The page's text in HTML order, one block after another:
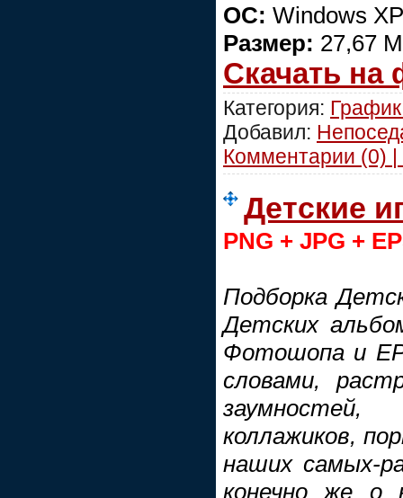
ОС: Windows
Размер: 27,67
Скачать на
Категория:
Добавил:
Комментарии (0) |
Детские
PNG + JPG +
Подборка
Детских
Фотошопа и
словами,
коллажиков,
наших самых-
конечно же о